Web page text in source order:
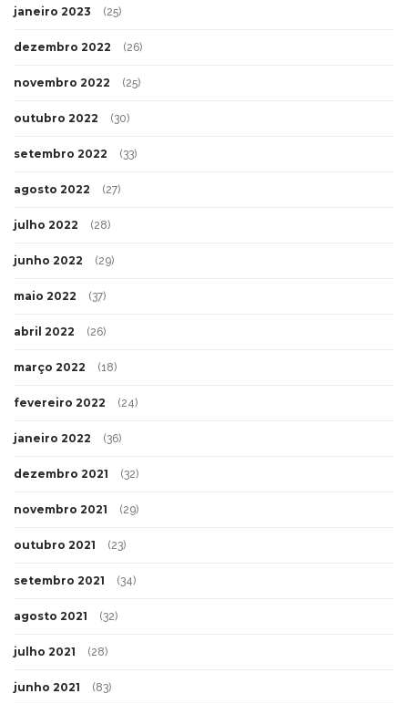
janeiro 2023 (25)
dezembro 2022 (26)
novembro 2022 (25)
outubro 2022 (30)
setembro 2022 (33)
agosto 2022 (27)
julho 2022 (28)
junho 2022 (29)
maio 2022 (37)
abril 2022 (26)
março 2022 (18)
fevereiro 2022 (24)
janeiro 2022 (36)
dezembro 2021 (32)
novembro 2021 (29)
outubro 2021 (23)
setembro 2021 (34)
agosto 2021 (32)
julho 2021 (28)
junho 2021 (83)